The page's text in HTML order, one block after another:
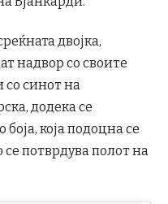
двојка,
надвор со своите
со синот на
додека се
боја, која подоцна се
се потврдува полот на